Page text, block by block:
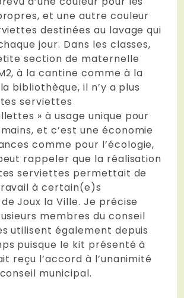
et une autre couleur
destinées au lavage qui
jour. Dans les classes,
section de maternelle
à la cantine comme à la
bibliothèque, il n’y a plus
serviettes
» à usage unique pour
et c’est une économie
comme pour l’écologie,
rappeler que la réalisation
serviettes permettait de
à certain(e)s
Joux la Ville. Je précise
membres du conseil
utilisent également depuis
puisque le kit présenté à
reçu l’accord à l’unanimité
municipal.